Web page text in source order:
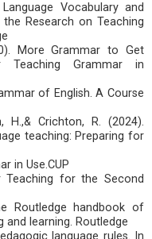
Vocabulary and
Research on Teaching
More Grammar to Get
Teaching Grammar in
of English. A Course
H.,& Crichton, R. (2024).
teaching: Preparing for
in Use.CUP
Teaching for the Second
Routledge handbook of
and learning. Routledge
language rules. In